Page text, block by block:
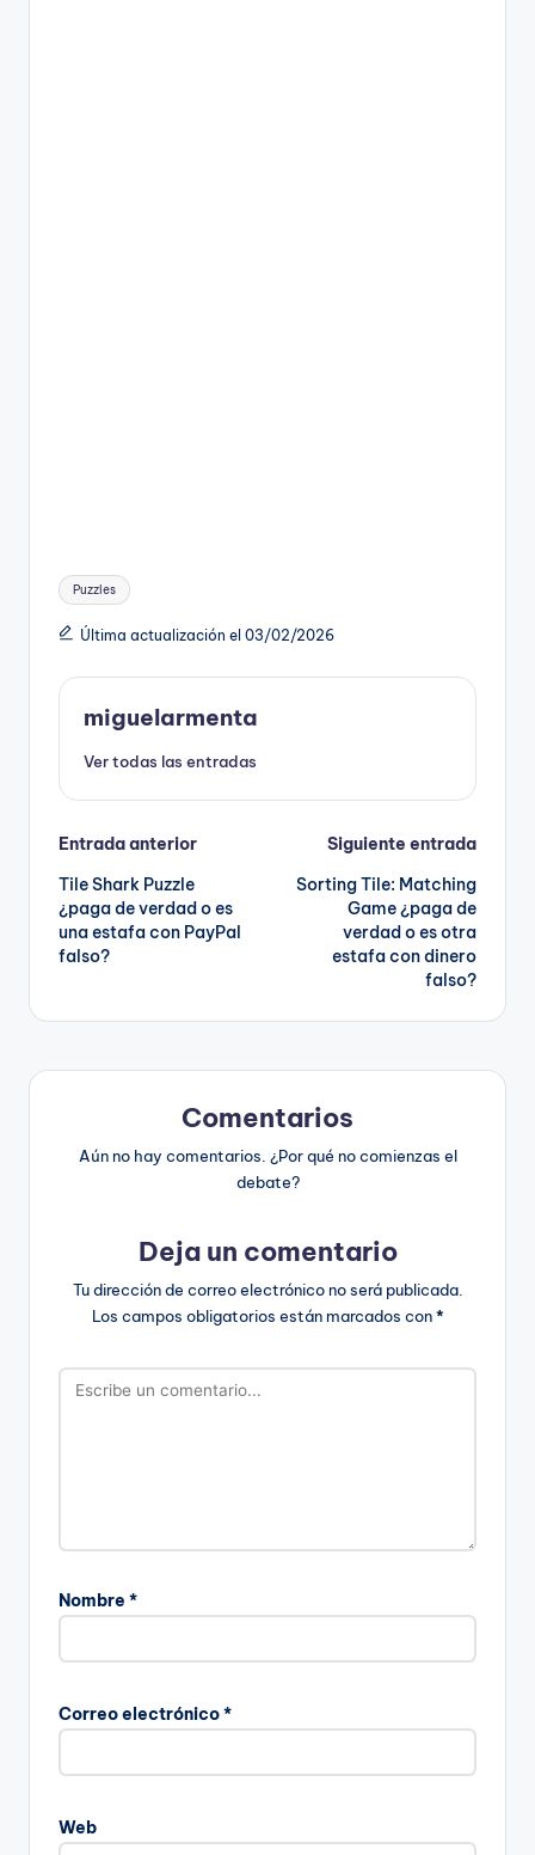
Etiquetas:
Puzzles
Última actualización el 03/02/2026
miguelarmenta
Ver todas las entradas
Navegación
de
entradas
Entrada anterior
Tile Shark Puzzle
¿paga de verdad o es
una estafa con PayPal
falso?
Siguiente entrada
Sorting Tile: Matching
Game ¿paga de
verdad o es otra
estafa con dinero
falso?
Comentarios
Aún no hay comentarios. ¿Por qué no comienzas el
debate?
Deja un comentario
Tu dirección de correo electrónico no será publicada.
Los campos obligatorios están marcados con*
Nombre *
Correo electrónico*
Web